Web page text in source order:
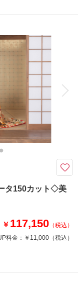
新郎衣装1着
ペットと撮影
ラードレスが両方着れ
ードレスも両方写真に残
ンです。
う！
戸ハーバーランド店
タ150カット◇美
￥ 117,150 （税込）
料金： ￥11,000 （税込）